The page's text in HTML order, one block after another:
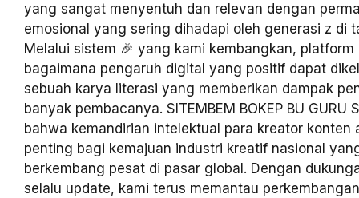
yang sangat menyentuh dan relevan dengan
emosional yang sering dihadapi oleh generasi z di
Melalui sistem 🎉 yang kami kembangkan, platform
bagaimana pengaruh digital yang positif dapat
sebuah karya literasi yang memberikan dampak
banyak pembacanya. SITEMBEM BOKEP BU GURU
bahwa kemandirian intelektual para kreator konten
penting bagi kemajuan industri kreatif nasional
berkembang pesat di pasar global. Dengan
selalu update, kami terus memantau